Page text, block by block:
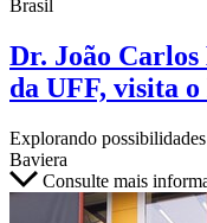
Brasil
Dr. João
da UFF, visita
Explorando
Baviera
Consulte mais